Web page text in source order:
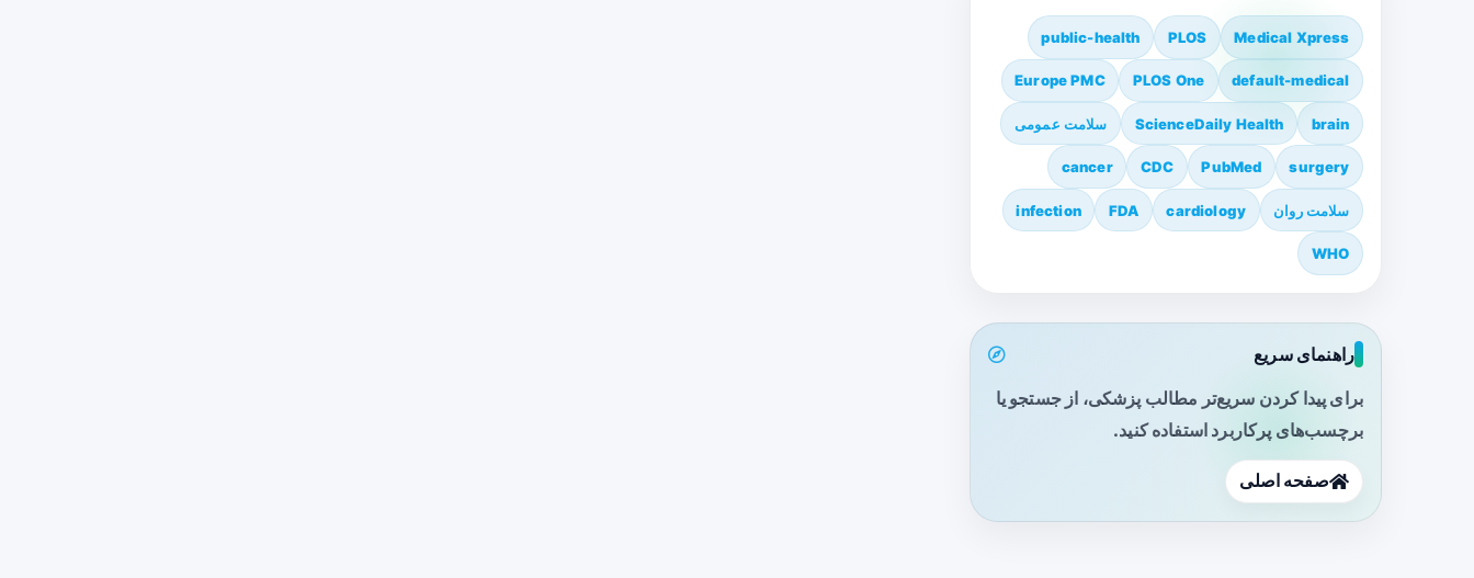
Medical Xpress
PLOS
public-health
default-medical
PLOS One
Europe PMC
brain
ScienceDaily Health سلامت عمومی
surgery
PubMed
CDC
cancer
سلامت روان cardiology
FDA
infection
WHO
راهنمای سریع
برای پیدا کردن سریع‌تر مطالب پزشکی، از جستجو یا
برچسب‌های پرکاربرد استفاده کنید.
صفحه اصلی